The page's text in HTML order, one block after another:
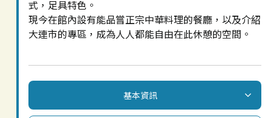
式，足具特色。
現今在館內設有能品嘗正宗中華料理的餐廳，以及介紹
大連市的專區，成為人人都能自由在此休憩的空間。
基本資訊